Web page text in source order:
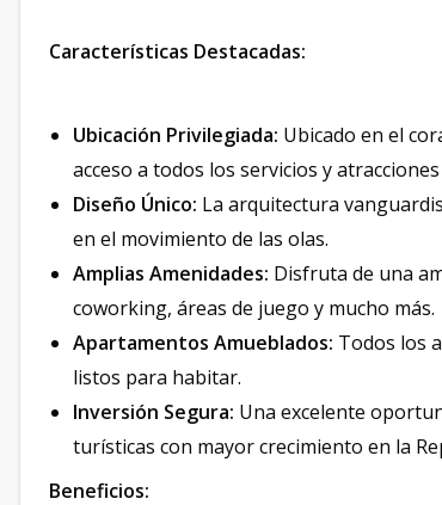
Características Destacadas:
Ubicación Privilegiada: Ubicado en el
acceso a todos los servicios y
Diseño Único: La arquitectura
en el movimiento de las olas.
Amplias Amenidades: Disfruta de una
coworking, áreas de juego y mucho más.
Apartamentos Amueblados: Todos los
listos para habitar.
Inversión Segura: Una excelente
turísticas con mayor crecimiento en la
Beneficios: